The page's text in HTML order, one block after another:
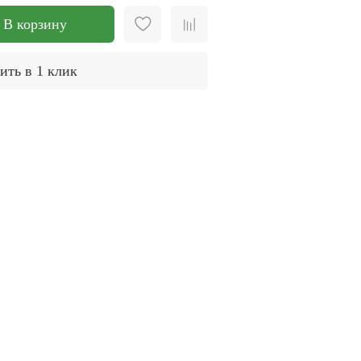
В корзину
в 1 клик